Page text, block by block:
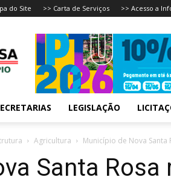
do Site >> Carta de Serviços >> Acesso a
LEGISLAÇÃO
Agricultura Município de Nova
Santa Rosa